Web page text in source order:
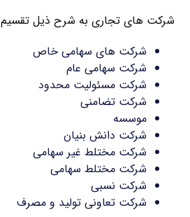
شرکت های تجاری به شرح ذیل تقسیم
شرکت های سهامی خاص
شرکت سهامی عام
شرکت مسئولیت محدود
شرکت تضامنی
موسسه
شرکت دانش بنیان
شرکت مختلط غیر سهامی
شرکت مختلط سهامی
شرکت نسبی
شرکت تعاونی تولید و مصرف